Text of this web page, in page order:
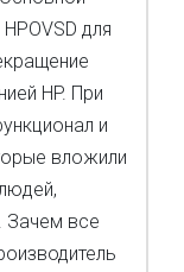
для
HP. При
и
вложили
Зачем все